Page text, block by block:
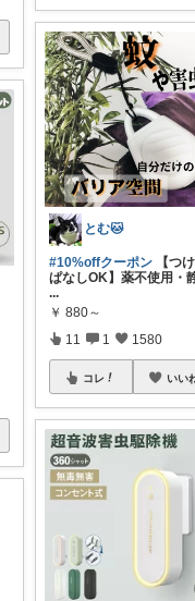
とむ🐱
#10%offクーポン 【つ
ぱなしOK】薬不使用・
...
￥ 880～
11 1 1580
コレ いい